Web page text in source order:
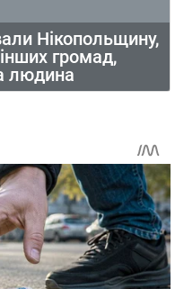
Нікопольщину,
громад,
людина